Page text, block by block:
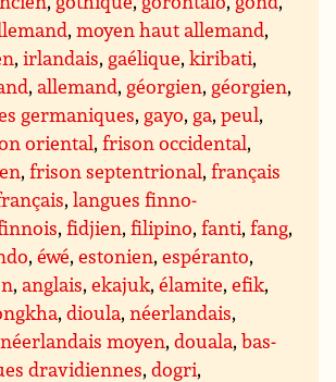
,moyen haut allemand,
,irlandais, gaélique,kiribati,
,allemand, géorgien, géorgien,
germaniques, gayo, ga,peul,
oriental,frison occidental,
,frison septentrional,français
,langues finno-
,fidjien,filipino,fanti,fang,
,éwé,estonien,espéranto,
,anglais,ekajuk,élamite,efik,
,dioula,néerlandais,
néerlandais moyen,douala,bas-
dravidiennes,dogri,